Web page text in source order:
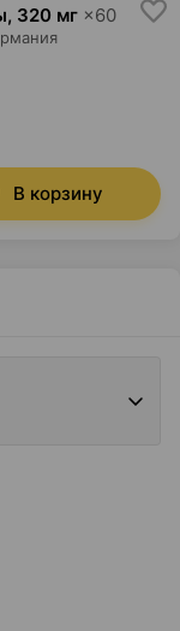
, 320 мг ×60
В корзину